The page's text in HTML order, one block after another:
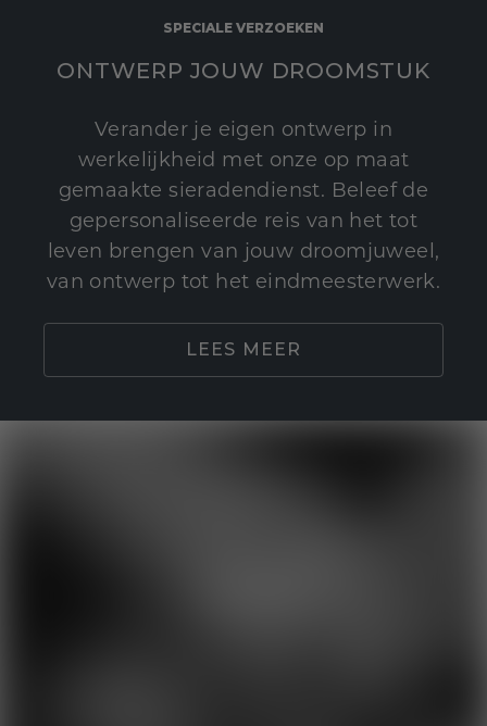
SPECIALE VERZOEKEN
ONTWERP JOUW DROOMSTUK
Verander je eigen ontwerp in
werkelijkheid met onze op maat
gemaakte sieradendienst. Beleef de
gepersonaliseerde reis van het tot
leven brengen van jouw droomjuweel,
van ontwerp tot het eindmeesterwerk.
LEES MEER